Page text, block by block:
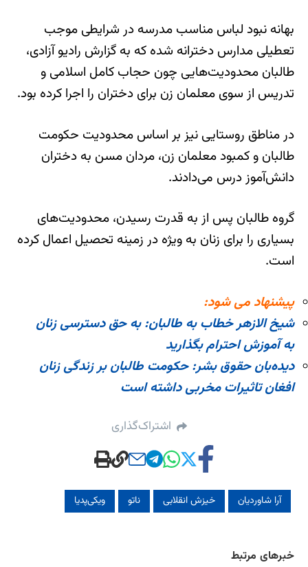
بهانه نبود لباس مناسب مدرسه در شرایطی موجب
تعطیلی مدارس دخترانه شده که به گزارش رادیو آزادی،
طالبان محدودیت‌هایی چون حجاب کامل اسلامی و
تدریس از سوی معلمان زن برای دختران را اجرا کرده بود.
در مناطق روستایی نیز بر اساس محدودیت حکومت
طالبان و کمبود معلمان زن، مردان مسن به دختران
دانش‌آموز درس می‌دادند.
گروه طالبان پس از به قدرت رسیدن، محدودیت‌های
بسیاری را برای زنان به ویژه در زمینه تحصیل اعمال کرده
است.
پیشنهاد می شود:
شیخ الازهر خطاب به طالبان: به حق دسترسی زنان
به آموزش احترام بگذارید
دیده‌بان حقوق بشر: حکومت طالبان بر زندگی زنان
افغان تاثیرات مخربی داشته است
اشتراک‌گذاری
آرا شاوردیان خیزش انقلابی ناتو ویکی‌پدیا
خبرهای مرتبط